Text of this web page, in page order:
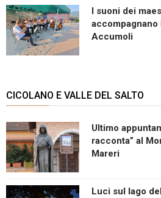
I suoni dei
Accumoli
CICOLANO E VALLE DEL SALTO
Ultimo
racconta” al
Mareri
Luci sul lago